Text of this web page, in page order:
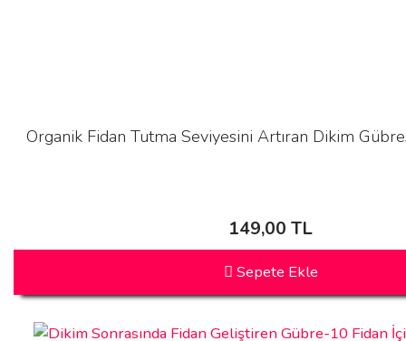
Organik Fidan Tutma Seviyesini Artıran Dikim
149,00 TL
Sepete Ekle